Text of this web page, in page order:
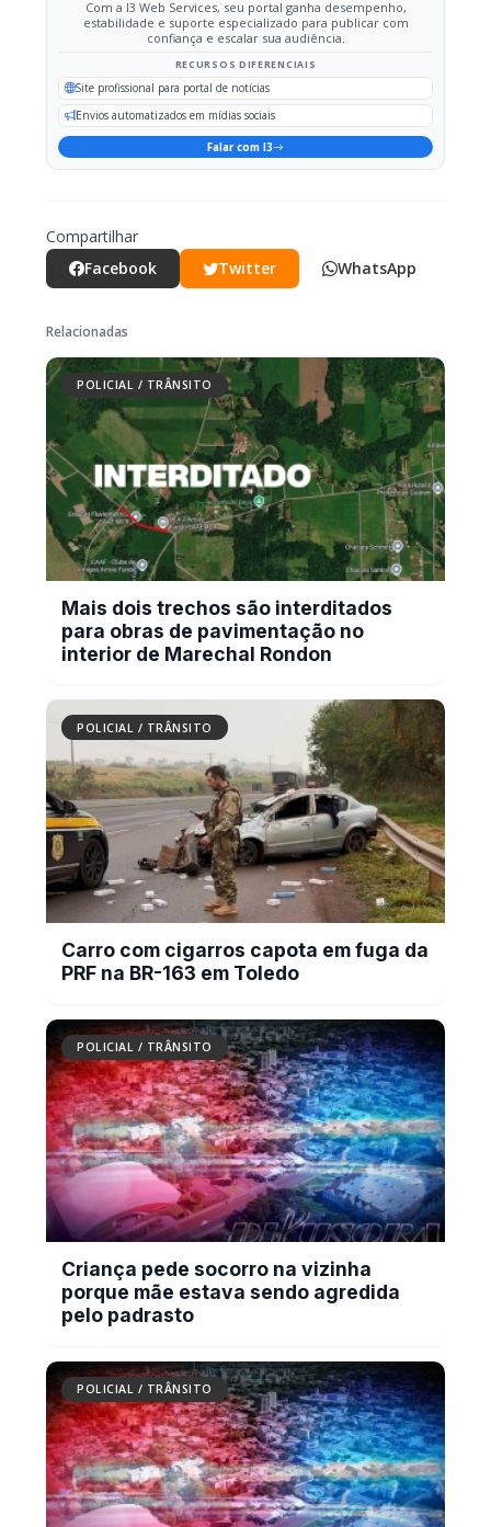
Com a I3 Web Services, seu portal ganha desempenho,
estabilidade e suporte especializado para publicar com
confiança e escalar sua audiência.
RECURSOS DIFERENCIAIS
Site profissional para portal de notícias
Envios automatizados em mídias sociais
Falar com I3
Compartilhar
Facebook
Twitter WhatsApp
Relacionadas
POLICIAL / TRÂNSITO
Mais dois trechos são interditados
para obras de pavimentação no
interior de Marechal Rondon
POLICIAL / TRÂNSITO
Carro com cigarros capota em fuga da
PRF na BR-163 em Toledo
POLICIAL / TRÂNSITO
Criança pede socorro na vizinha
porque mãe estava sendo agredida
pelo padrasto
POLICIAL / TRÂNSITO